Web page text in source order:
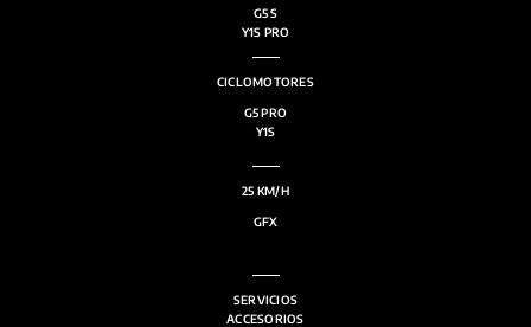
G5 S
Y1S PRO
CICLOMOTORES
G5 PRO
Y1S
25 KM/H
GFX
SERVICIOS
ACCESORIOS